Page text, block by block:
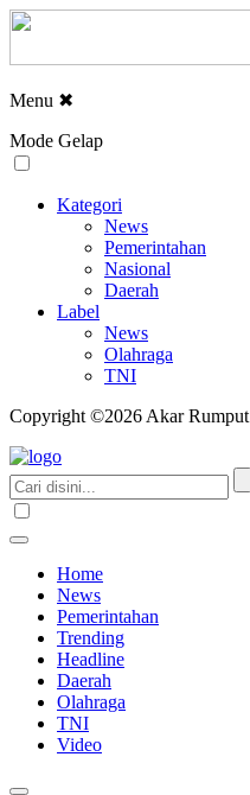
Menu ✖
Mode Gelap
Kategori
News
Pemerintahan
Nasional
Daerah
Label
News
Olahraga
TNI
Copyright ©2026 Akar
Home
News
Pemerintahan
Trending
Headline
Daerah
Olahraga
TNI
Video